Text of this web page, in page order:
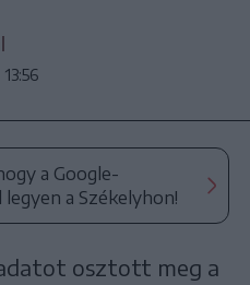
a Google-
a Székelyhon!
osztott meg a